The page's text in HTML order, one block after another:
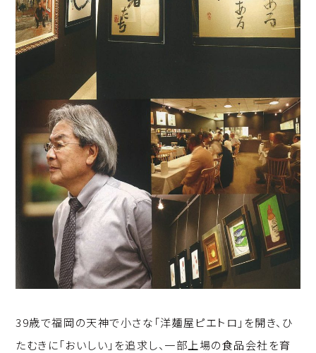
39歳で福岡の天神で小さな「洋麺屋ピエトロ」を開き、ひ
たむきに「おいしい」を追求し、一部上場の食品会社を育